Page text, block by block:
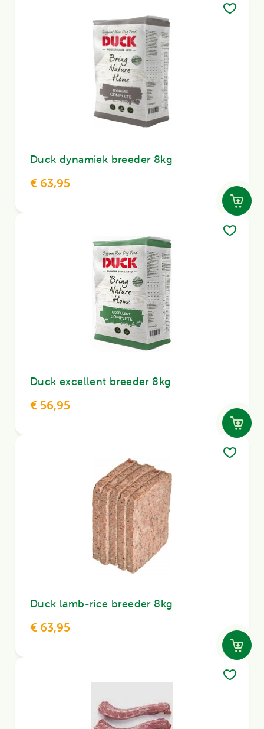
Duck dynamiek breeder 8kg
€ 63,95
Duck excellent breeder 8kg
€ 56,95
Duck lamb-rice breeder 8kg
€ 63,95